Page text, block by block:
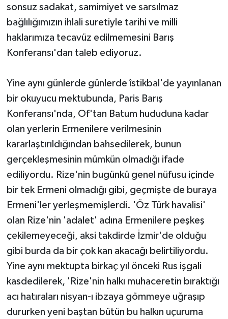
sonsuz sadakat, samimiyet ve sarsılmaz
bağlılığımızın ihlali suretiyle tarihi ve milli
haklarımıza tecavüz edilmemesini Barış
Konferansı'dan taleb ediyoruz.
Yine aynı günlerde günlerde îstikbal'de yayınlanan
bir okuyucu mektubunda, Paris Barış
Konferansı'nda, Of'tan Batum hududuna kadar
olan yerlerin Ermenilere verilmesinin
kararlaştırıldığından bahsedilerek, bunun
gerçekleşmesinin mümkün olmadığı ifade
ediliyordu. Rize'nin bugünkü genel nüfusu içinde
bir tek Ermeni olmadığı gibi, geçmişte de buraya
Ermeni'ler yerleşmemişlerdi. 'Öz Türk havalisi'
olan Rize'nin 'adalet' adına Ermenilere peşkeş
çekilemeyeceği, aksi takdirde İzmir'de olduğu
gibi burda da bir çok kan akacağı belirtiliyordu.
Yine aynı mektupta birkaç yıl önceki Rus işgali
kasdedilerek, 'Rize'nin halkı muhaceretin bıraktığı
acı hatıraları nisyan-ı ibzaya gömmeye uğraşıp
dururken yeni baştan bütün bu halkın uçuruma